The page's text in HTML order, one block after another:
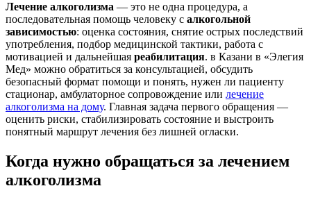
Лечение алкоголизма — это не одна процедура, а
последовательная помощь человеку с алкогольной
зависимостью: оценка состояния, снятие острых последствий
употребления, подбор медицинской тактики, работа с
мотивацией и дальнейшая реабилитация. в Казани в «Элегия
Мед» можно обратиться за консультацией, обсудить
безопасный формат помощи и понять, нужен ли пациенту
стационар, амбулаторное сопровождение или лечение
алкоголизма на дому. Главная задача первого обращения —
оценить риски, стабилизировать состояние и выстроить
понятный маршрут лечения без лишней огласки.
Когда нужно обращаться за лечением
алкоголизма